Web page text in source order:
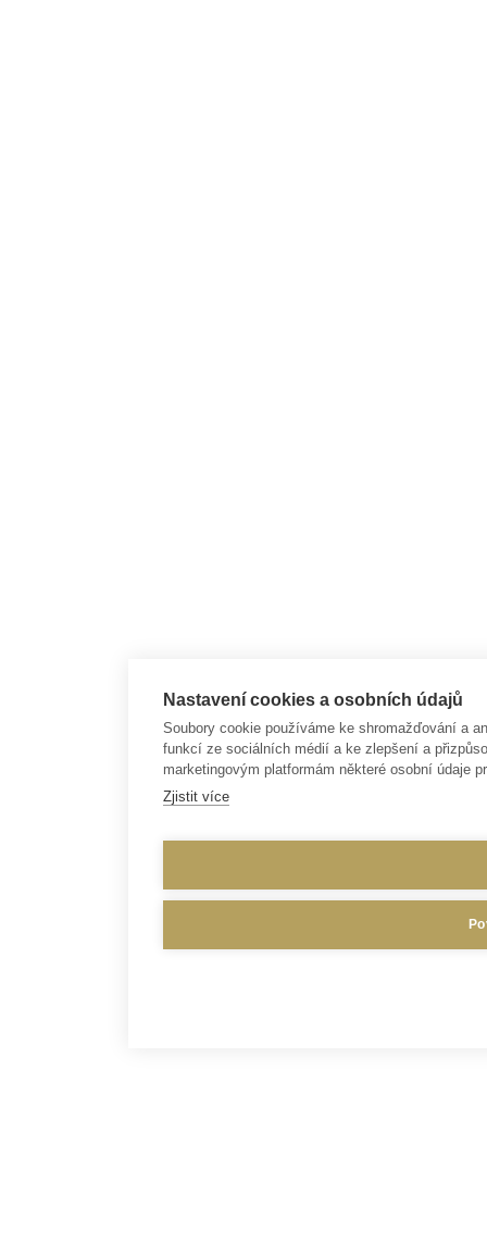
Nastavení cookies a osobních údajů
Soubory cookie používáme ke shromažďování a
funkcí ze sociálních médií a ke zlepšení a
marketingovým platformám některé osobní údaje
Zjistit více